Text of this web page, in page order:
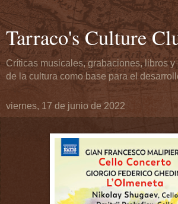
Tarraco's Culture
Críticas musicales, grabaciones, libros y
de la cultura como base para el
viernes, 17 de junio de 2022